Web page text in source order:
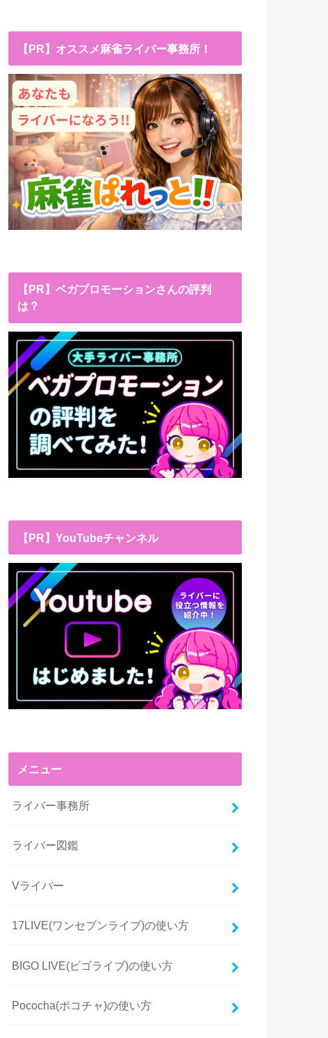
【PR】オススメ麻雀ライバー事務所！
【PR】ベガプロモーションさんの評判
は？
【PR】YouTubeチャンネル
メニュー
ライバー事務所
ライバー図鑑
Vライバー
17LIVE(ワンセブンライブ)の使い方
BIGO LIVE(ビゴライブ)の使い方
Pococha(ポコチャ)の使い方